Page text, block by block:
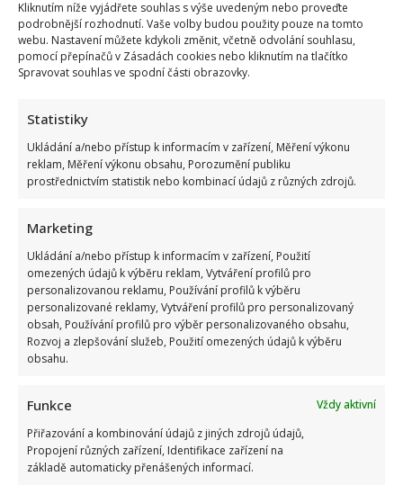
Kliknutím níže vyjádřete souhlas s výše uvedeným nebo proveďte
podrobnější rozhodnutí. Vaše volby budou použity pouze na tomto
webu. Nastavení můžete kdykoli změnit, včetně odvolání souhlasu,
pomocí přepínačů v Zásadách cookies nebo kliknutím na tlačítko
Spravovat souhlas ve spodní části obrazovky.
Statistiky
Ukládání a/nebo přístup k informacím v zařízení, Měření výkonu
reklam, Měření výkonu obsahu, Porozumění publiku
prostřednictvím statistik nebo kombinací údajů z různých zdrojů.
Marketing
Ukládání a/nebo přístup k informacím v zařízení, Použití
omezených údajů k výběru reklam, Vytváření profilů pro
personalizovanou reklamu, Používání profilů k výběru
personalizované reklamy, Vytváření profilů pro personalizovaný
obsah, Používání profilů pro výběr personalizovaného obsahu,
Rozvoj a zlepšování služeb, Použití omezených údajů k výběru
obsahu.
Funkce
Vždy aktivní
Přiřazování a kombinování údajů z jiných zdrojů údajů,
Propojení různých zařízení, Identifikace zařízení na
základě automaticky přenášených informací.